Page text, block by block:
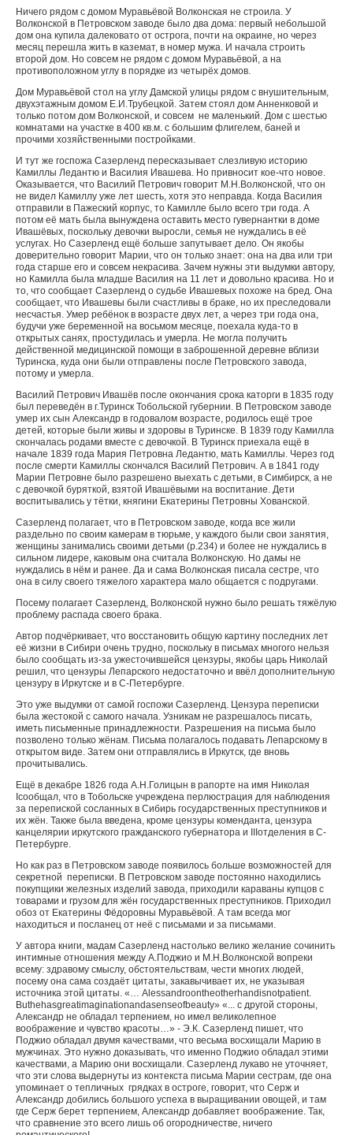
Ничего рядом с домом Муравьёвой Волконская не строила. У
Волконской в Петровском заводе было два дома: первый небольшой
дом она купила далековато от острога, почти на окраине, но через
месяц перешла жить в каземат, в номер мужа. И начала строить
второй дом. Но совсем не рядом с домом Муравьёвой, а на
противоположном углу в порядке из четырёх домов.
Дом Муравьёвой стол на углу Дамской улицы рядом с внушительным,
двухэтажным домом Е.И.Трубецкой. Затем стоял дом Анненковой и
только потом дом Волконской, и совсем не маленький. Дом с шестью
комнатами на участке в 400 кв.м. с большим флигелем, баней и
прочими хозяйственными постройками.
И тут же госпожа Сазерленд пересказывает слезливую историю
Камиллы Ледантю и Василия Ивашева. Но привносит кое-что новое.
Оказывается, что Василий Петрович говорит М.Н.Волконской, что он
не видел Камиллу уже лет шесть, хотя это неправда. Когда Василия
отправили в Пажеский корпус, то Камилле было всего три года. А
потом её мать была вынуждена оставить место гувернантки в доме
Ивашёвых, поскольку девочки выросли, семья не нуждались в её
услугах. Но Сазерленд ещё больше запутывает дело. Он якобы
доверительно говорит Марии, что он только знает: она на два или три
года старше его и совсем некрасива. Зачем нужны эти выдумки автору,
но Камилла была младше Василия на 11 лет и довольно красива. Но и
то, что сообщает Сазерленд о судьбе Ивашевых похоже на бред. Она
сообщает, что Ивашевы были счастливы в браке, но их преследовали
несчастья. Умер ребёнок в возрасте двух лет, а через три года она,
будучи уже беременной на восьмом месяце, поехала куда-то в
открытых санях, простудилась и умерла. Не могла получить
действенной медицинской помощи в заброшенной деревне вблизи
Туринска, куда они были отправлены после Петровского завода,
потому и умерла.
Василий Петрович Ивашёв после окончания срока каторги в 1835 году
был переведён в г.Туринск Тобольской губернии. В Петровском заводе
умер их сын Александр в годовалом возрасте, родилось ещё трое
детей, которые были живы и здоровы в Туринске. В 1839 году Камилла
скончалась родами вместе с девочкой. В Туринск приехала ещё в
начале 1839 года Мария Петровна Ледантю, мать Камиллы. Через год
после смерти Камиллы скончался Василий Петрович. А в 1841 году
Марии Петровне было разрешено выехать с детьми, в Симбирск, а не
с девочкой буряткой, взятой Ивашёвыми на воспитание. Дети
воспитывались у тётки, княгини Екатерины Петровны Хованской.
Сазерленд полагает, что в Петровском заводе, когда все жили
раздельно по своим камерам в тюрьме, у каждого были свои занятия,
женщины занимались своими детьми (р.234) и более не нуждались в
сильном лидере, каковым она считала Волконскую. Но дамы не
нуждались в нём и ранее. Да и сама Волконская писала сестре, что
она в силу своего тяжелого характера мало общается с подругами.
Посему полагает Сазерленд, Волконской нужно было решать тяжёлую
проблему распада своего брака.
Автор подчёркивает, что восстановить общую картину последних лет
её жизни в Сибири очень трудно, поскольку в письмах многого нельзя
было сообщать из-за ужесточившейся цензуры, якобы царь Николай
решил, что цензуры Лепарского недостаточно и ввёл дополнительную
цензуру в Иркутске и в С-Петербурге.
Это уже выдумки от самой госпожи Сазерленд. Цензура переписки
была жестокой с самого начала. Узникам не разрешалось писать,
иметь письменные принадлежности. Разрешения на письма было
позволено только жёнам. Письма полагалось подавать Лепарскому в
открытом виде. Затем они отправлялись в Иркутск, где вновь
прочитывались.
Ещё в декабре 1826 года А.Н.Голицын в рапорте на имя Николая
сообщал, что в Тобольске учреждена перлюстрация для наблюдения
за перепиской сосланных в Сибирь государственных преступников и
их жён. Также была введена, кроме цензуры коменданта, цензура
канцелярии иркутского гражданского губернатора и
отделения в С-
Петербурге.
Но как раз в Петровском заводе появилось больше возможностей для
секретной переписки. В Петровском заводе постоянно находились
покупщики железных изделий завода, приходили караваны купцов с
товарами и грузом для жён государственных преступников. Приходил
обоз от Екатерины Фёдоровны Муравьёвой. А там всегда мог
находиться и посланец от неё с письмами и за письмами.
У автора книги, мадам Сазерленд настолько велико желание сочинить
интимные отношения между А.Поджио и М.Н.Волконской вопреки
всему: здравому смыслу, обстоятельствам, чести многих людей,
посему она сама создаёт цитаты, закавычивает их, не указывая
источника этой цитаты. «… Alessandroontheotherhandisnotpatient.
Buthe hasgreatimaginationandasenseofbeauty» «... с другой стороны,
Александр не обладал терпением, но имел великолепное
воображение и чувство красоты…» - Э.К. Сазерленд пишет, что
Поджио обладал двумя качествами, что весьма восхищали Марию в
мужчинах. Это нужно доказывать, что именно Поджио обладал этими
качествами, а Марию они восхищали. Сазерленд лукаво не уточняет,
что эти слова выдернуты из контекста письма Марии сестрам, где она
упоминает о тепличных грядках в остроге, говорит, что Серж и
Александр добились большого успеха в выращивании овощей, и там
где Серж берет терпением, Александр добавляет воображение. Так,
что сравнение это всего лишь об огородничестве, ничего